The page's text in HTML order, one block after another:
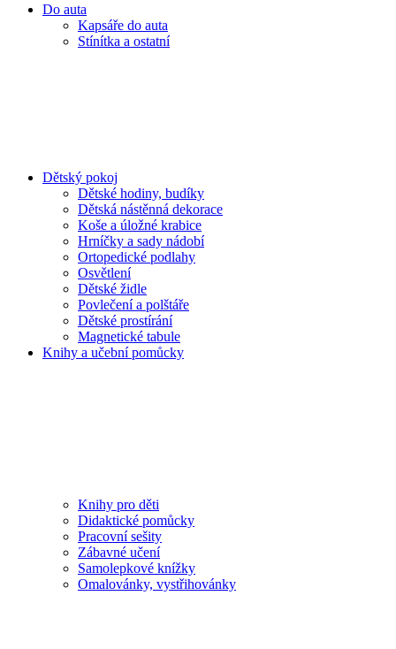
Do auta
Kapsáře do auta
Stínítka a ostatní
Dětský pokoj
Dětské hodiny, budíky
Dětská nástěnná dekorace
Koše a úložné krabice
Hrníčky a sady nádobí
Ortopedické podlahy
Osvětlení
Dětské židle
Povlečení a polštáře
Dětské prostírání
Magnetické tabule
Knihy a učební pomůcky
Knihy pro děti
Didaktické pomůcky
Pracovní sešity
Zábavné učení
Samolepkové knížky
Omalovánky, vystřihovánky